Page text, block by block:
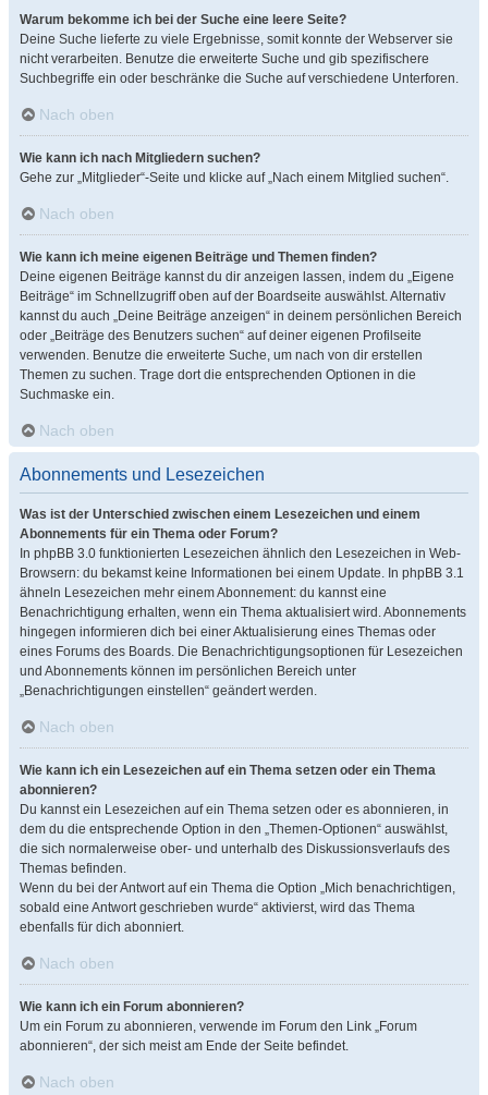
Warum bekomme ich bei der Suche eine leere Seite?
Deine Suche lieferte zu viele Ergebnisse, somit konnte der Webserver sie
nicht verarbeiten. Benutze die erweiterte Suche und gib spezifischere
Suchbegriffe ein oder beschränke die Suche auf verschiedene Unterforen.
Nach oben
Wie kann ich nach Mitgliedern suchen?
Gehe zur „Mitglieder“-Seite und klicke auf „Nach einem Mitglied suchen“.
Nach oben
Wie kann ich meine eigenen Beiträge und Themen finden?
Deine eigenen Beiträge kannst du dir anzeigen lassen, indem du „Eigene
Beiträge“ im Schnellzugriff oben auf der Boardseite auswählst. Alternativ
kannst du auch „Deine Beiträge anzeigen“ in deinem persönlichen Bereich
oder „Beiträge des Benutzers suchen“ auf deiner eigenen Profilseite
verwenden. Benutze die erweiterte Suche, um nach von dir erstellen
Themen zu suchen. Trage dort die entsprechenden Optionen in die
Suchmaske ein.
Nach oben
Abonnements und Lesezeichen
Was ist der Unterschied zwischen einem Lesezeichen und einem
Abonnements für ein Thema oder Forum?
In phpBB 3.0 funktionierten Lesezeichen ähnlich den Lesezeichen in Web-
Browsern: du bekamst keine Informationen bei einem Update. In phpBB 3.1
ähneln Lesezeichen mehr einem Abonnement: du kannst eine
Benachrichtigung erhalten, wenn ein Thema aktualisiert wird. Abonnements
hingegen informieren dich bei einer Aktualisierung eines Themas oder
eines Forums des Boards. Die Benachrichtigungsoptionen für Lesezeichen
und Abonnements können im persönlichen Bereich unter
„Benachrichtigungen einstellen“ geändert werden.
Nach oben
Wie kann ich ein Lesezeichen auf ein Thema setzen oder ein Thema
abonnieren?
Du kannst ein Lesezeichen auf ein Thema setzen oder es abonnieren, in
dem du die entsprechende Option in den „Themen-Optionen“ auswählst,
die sich normalerweise ober- und unterhalb des Diskussionsverlaufs des
Themas befinden.
Wenn du bei der Antwort auf ein Thema die Option „Mich benachrichtigen,
sobald eine Antwort geschrieben wurde“ aktivierst, wird das Thema
ebenfalls für dich abonniert.
Nach oben
Wie kann ich ein Forum abonnieren?
Um ein Forum zu abonnieren, verwende im Forum den Link „Forum
abonnieren“, der sich meist am Ende der Seite befindet.
Nach oben